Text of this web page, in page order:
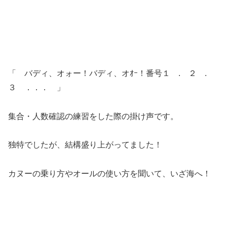
「 バディ、オォー！バディ、オｵｰ！番号１ . ２ .
３ ．．． 」
集合・人数確認の練習をした際の掛け声です。
独特でしたが、結構盛り上がってました！
カヌーの乗り方やオールの使い方を聞いて、いざ海へ！